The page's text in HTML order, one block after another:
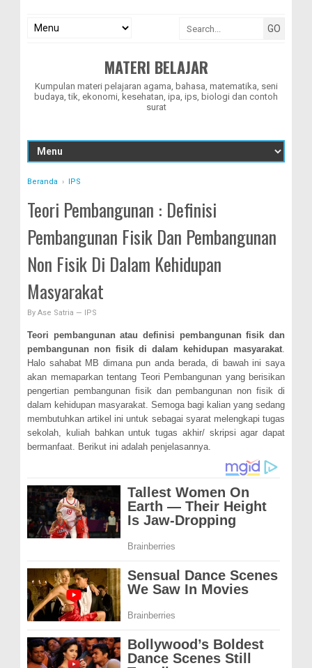
MATERI BELAJAR
Kumpulan materi pelajaran agama, bahasa, matematika, seni
budaya, tik, ekonomi, kesehatan, ipa, ips, biologi dan contoh
surat
Beranda › IPS
Teori Pembangunan : Definisi
Pembangunan Fisik Dan Pembangunan
Non Fisik Di Dalam Kehidupan
Masyarakat
By Ase Satria — IPS
Teori pembangunanatau definisi pembangunanfisikdan
pembangunan non fisik d i dalam kehidupan masyarakat.
Halo sahabat MB dimana pun anda berada, di bawah ini saya
akan memaparkan tentang Teori Pembangunan yang berisikan
pengertian pembangunan fisik dan pembangunan non fisik di
dalam kehidupan masyarakat. Semoga bagi kalian yang sedang
membutuhkan artikel ini untuk sebagai syarat melengkapi tugas
sekolah, kuliah bahkan untuk tugas akhir/ skripsi agar dapat
bermanfaat. Berikut ini adalah penjelasannya.